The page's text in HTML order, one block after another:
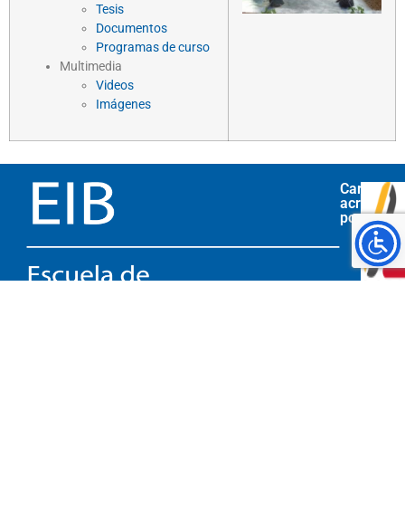
Tesis
Documentos
Programas de curso
Multimedia
Videos
Imágenes
Carrera
por